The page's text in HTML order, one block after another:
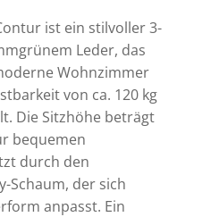
ist ein stilvoller 3-
Leder, das
Wohnzimmer
von ca. 120 kg
Die Sitzhöhe beträgt
bequemen
durch den
Schaum, der sich
anpasst. Ein